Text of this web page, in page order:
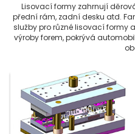
Lisovací formy zahrnují
přední rám, zadní desku atd.
služby pro různé lisovací formy
výroby forem, pokrývá